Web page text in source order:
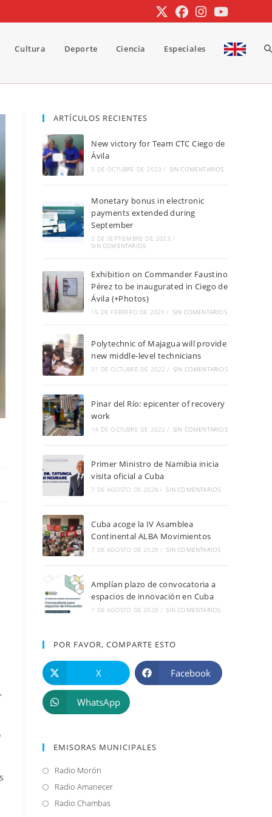
Cultura Deporte Ciencia Especiales
ARTÍCULOS RECIENTES
New victory for Team CTC Ciego de
Ávila
5 DE OCTUBRE DE 2023 / SIN COMENTARIOS
Monetary bonus in electronic
payments extended during
September
3 DE SEPTIEMBRE DE 2023 /
SIN COMENTARIOS
Exhibition on Commander Faustino
Pérez to be inaugurated in Ciego de
Ávila (+Photos)
15 DE FEBRERO DE 2023 / SIN COMENTARIOS
Polytechnic of Majagua will provide
new middle-level technicians
31 DE OCTUBRE DE 2022 / SIN COMENTARIOS
Pinar del Río: epicenter of recovery
work
14 DE OCTUBRE DE 2022 / SIN COMENTARIOS
Primer Ministro de Namibia inicia
visita oficial a Cuba
7 DE AGOSTO DE 2026 / SIN COMENTARIOS
Cuba acoge la IV Asamblea
Continental ALBA Movimientos
7 DE AGOSTO DE 2026 / SIN COMENTARIOS
Amplían plazo de convocatoria a
espacios de innovación en Cuba
7 DE AGOSTO DE 2026 / SIN COMENTARIOS
POR FAVOR, COMPARTE ESTO
X Facebook
WhatsApp
EMISORAS MUNICIPALES
Radio Morón
abre
en
Radio AmanecerSe
Radio ChambasSe